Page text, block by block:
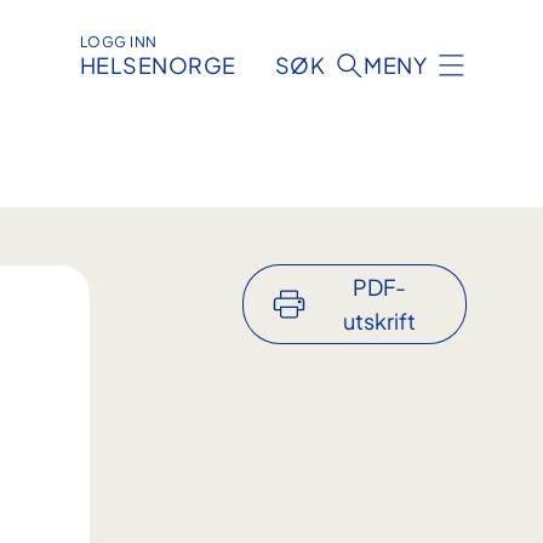
LOGG INN
HELSENORGE SØK MENY
PDF-
utskrift